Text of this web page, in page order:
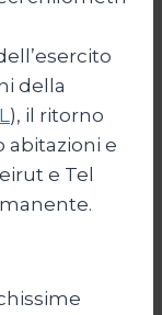
della
), il ritorno
abitazioni e
e Tel